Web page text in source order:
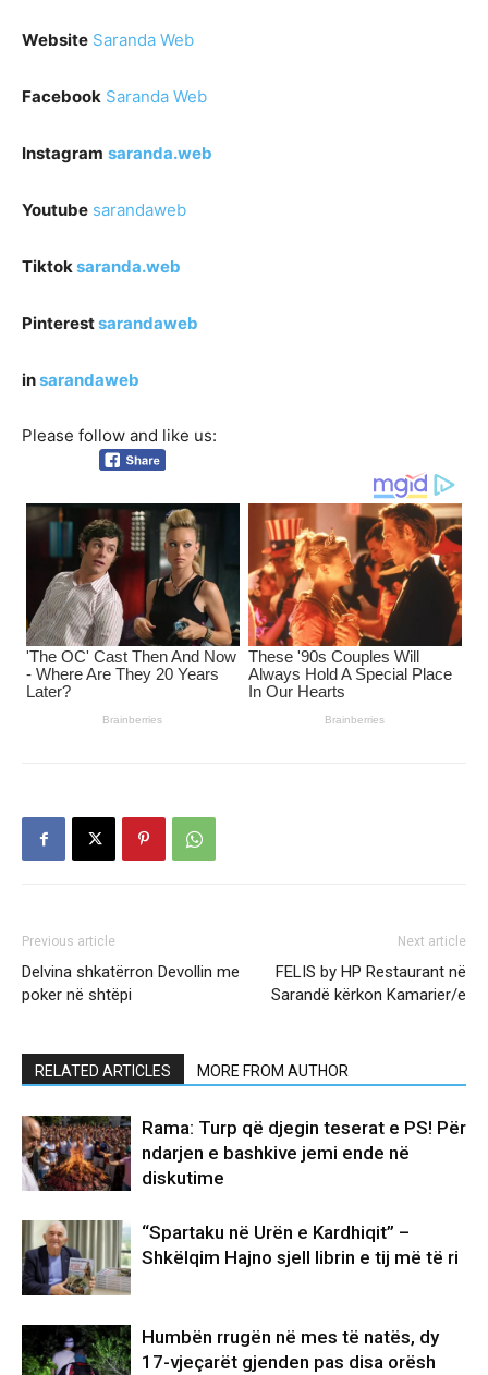
Website Saranda Web
Facebook Saranda Web
Instagram saranda.web
Youtube sarandaweb
Tiktoksaranda.web
Pinterestsarandaweb
insarandaweb
Please follow and like us:
Previous article
Delvina shkatërron Devollin me
poker në shtëpi
Next article
FELIS by HP Restaurant në
Sarandë kërkon Kamarier/e
RELATED ARTICLES MORE FROM AUTHOR
Rama: Turp që djegin teserat e PS! Për
ndarjen e bashkive jemi ende në
diskutime
“Spartaku në Urën e Kardhiqit” –
Shkëlqim Hajno sjell librin e tij më të ri
Humbën rrugën në mes të natës, dy
17-vjeçarët gjenden pas disa orësh